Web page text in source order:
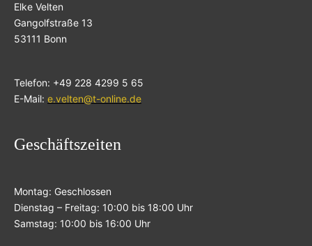
Elke Velten
Gangolfstraße 13
53111 Bonn
Telefon: +49 228 4299 5 65
E-Mail: e.velten@t-online.de
Geschäftszeiten
Montag: Geschlossen
Dienstag – Freitag: 10:00 bis 18:00 Uhr
Samstag: 10:00 bis 16:00 Uhr